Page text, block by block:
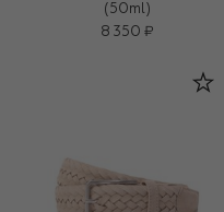
(50ml)
8 350 ₽